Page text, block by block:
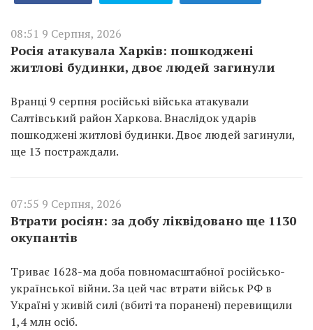
08:51 9 Серпня, 2026
Росія атакувала Харків: пошкоджені
житлові будинки, двоє людей загинули
Вранці 9 серпня російські війська атакували
Салтівський район Харкова. Внаслідок ударів
пошкоджені житлові будинки. Двоє людей загинули,
ще 13 постраждали.
07:55 9 Серпня, 2026
Втрати росіян: за добу ліквідовано ще 1130
окупантів
Триває 1628-ма доба повномасштабної російсько-
української війни. За цей час втрати військ РФ в
Україні у живій силі (вбиті та поранені) перевищили
1,4 млн осіб.